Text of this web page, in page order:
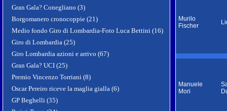
Gran Gala? Conegliano (3)
Borgomanero cronocoppie (21)
Medio fondo Giro di Lombardia-Foto Luca Bettini (16)
Giro di Lombardia (25)
Giro Lombardia azioni e arrivo (67)
Gran Gala? UCI (25)
Premio Vincenzo Torriani (8)
Oscar Pereiro riceve la maglia gialla (6)
GP Beghelli (35)
Murilo
Fischer
Manuele
Mori